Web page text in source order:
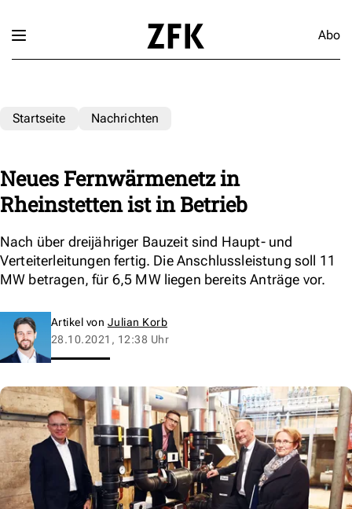
Abo
Startseite Nachrichten
Neues Fernwärmenetz in
Rheinstetten ist in Betrieb
Nach über dreijähriger Bauzeit sind Haupt- und
Verteiterleitungen fertig. Die Anschlussleistung soll 11
MW betragen, für 6,5 MW liegen bereits Anträge vor.
Artikel von Julian Korb
28.10.2021, 12:38 Uhr